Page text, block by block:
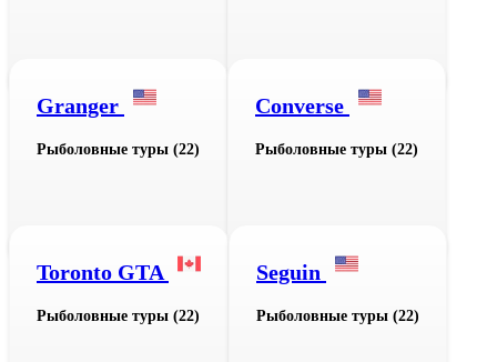
Granger
Рыболовные туры (22)
Converse
Рыболовные туры (22)
Toronto GTA
Рыболовные туры (22)
Seguin
Рыболовные туры (22)